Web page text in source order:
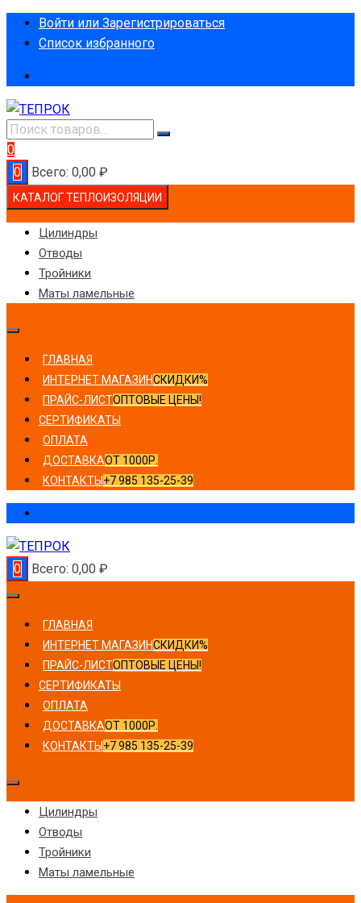
ПерейтиВойти или Зарегистрироваться
Список избранного
0
0
Всего: 0,00 ₽
КАТАЛОГ ТЕПЛОИЗОЛЯЦИИ
Цилиндры
Отводы
Тройники
Маты ламельные
ГЛАВНАЯ
ИНТЕРНЕТ МАГАЗИНСКИДКИ%
ПРАЙС-ЛИСТОПТОВЫЕ ЦЕНЫ!
СЕРТИФИКАТЫ
ОПЛАТА
ДОСТАВКАОТ 1000Р.
КОНТАКТЫ +7 985 135-25-39
0 Всего: 0,00 ₽
ГЛАВНАЯ
ИНТЕРНЕТ МАГАЗИНСКИДКИ%
ПРАЙС-ЛИСТОПТОВЫЕ ЦЕНЫ!
СЕРТИФИКАТЫ
ОПЛАТА
ДОСТАВКАОТ 1000Р.
КОНТАКТЫ +7 985 135-25-39
Цилиндры
Отводы
Тройники
Маты ламельные